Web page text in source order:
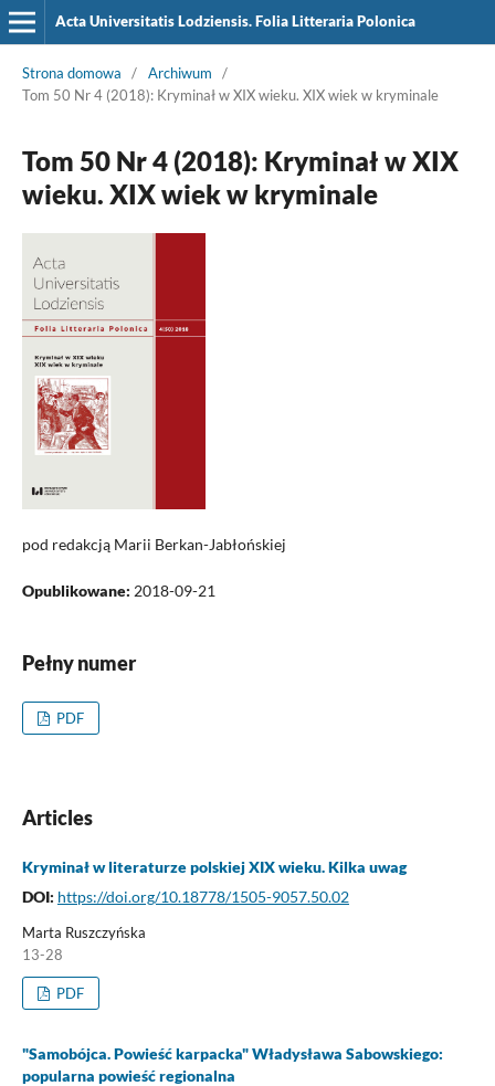
Acta Universitatis Lodziensis. Folia Litteraria Polonica
Strona domowa / Archiwum
/
Tom 50 Nr 4 (2018): Kryminał w XIX wieku. XIX wiek w kryminale
Tom 50 Nr 4 (2018): Kryminał w XIX
wieku. XIX wiek w kryminale
pod redakcją Marii Berkan-Jabłońskiej
Opublikowane: 2018-09-21
Pełny numer
PDF
Articles
Kryminał w literaturze polskiej XIX wieku. Kilka uwag
DOI: https://doi.org/10.18778/1505-9057.50.02
Marta Ruszczyńska
13-28
PDF
"Samobójca. Powieść karpacka" Władysława Sabowskiego:
popularna powieść regionalna